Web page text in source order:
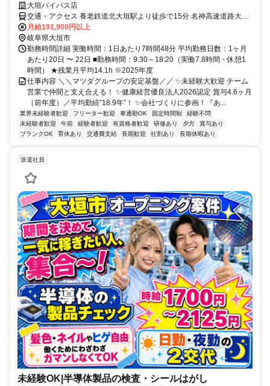
大垣バイパス店
交通・アクセス 養老鉄道北大垣駅より徒歩で15分 名神高速道路大垣
ICより車で15分
月給191,900円以上
岐阜県大垣市
勤務時間詳細 実働時間：1日あたり7時間48分 平均勤務日数：1ヶ月
あたり20日 〜 22日 ■勤務時間：9:30～18:20（実働7.8時間・休憩1
時間） ★残業月平均14.1h ※2025年度
仕事内容 ＼＼マツダグループの安定基盤／／ ✨未経験大歓迎 チーム
営業で仲間と支え合える！ ✨健康経営優良法人2026認定 賞与4.6ヶ月
（前年度）／平均勤続”18.9年”！ ✨会社づくりに参画！『あ...
業界未経験者歓迎 フリーター歓迎 車通勤OK 固定時間制
経験不問
未経験者歓迎
午前 経験者歓迎 有資格者歓迎 研修あり 夕方
賞与あり
ブランクOK
育休あり 交通費支給 長期歓迎 社割あり 長期休暇あり
派遣社員
未経験OK|半導体製品の検査・シールはがし